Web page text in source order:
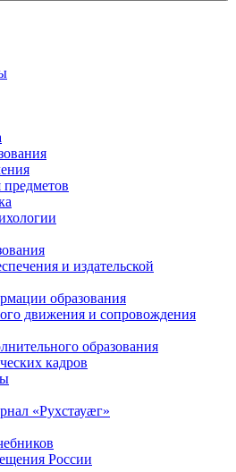
и издательской
образования
движения и сопровождения
образования
кадров
«Рухстауæг»
России